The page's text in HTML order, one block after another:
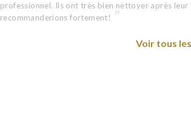
professionnel. Ils ont très bien nettoyer après leur
recommanderions fortement!
Voir tous